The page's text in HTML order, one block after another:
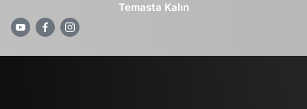
Temasta Kalın